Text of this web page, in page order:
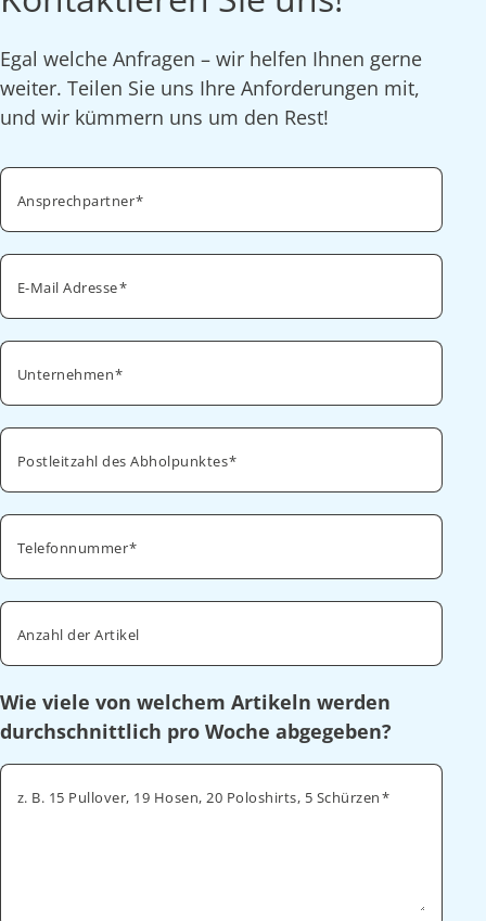
Egal welche Anfragen – wir helfen Ihnen gerne
weiter. Teilen Sie uns Ihre Anforderungen mit,
und wir kümmern uns um den Rest!
Ansprechpartner
E-Mail Adresse
Unternehmen
Postleitzahl des Abholpunktes
Telefonnummer
Anzahl der Artikel
Wie viele von welchem Artikeln werden
durchschnittlich pro Woche abgegeben?
z. B. 15 Pullover, 19 Hosen, 20 Poloshirts, 5 Schürzen